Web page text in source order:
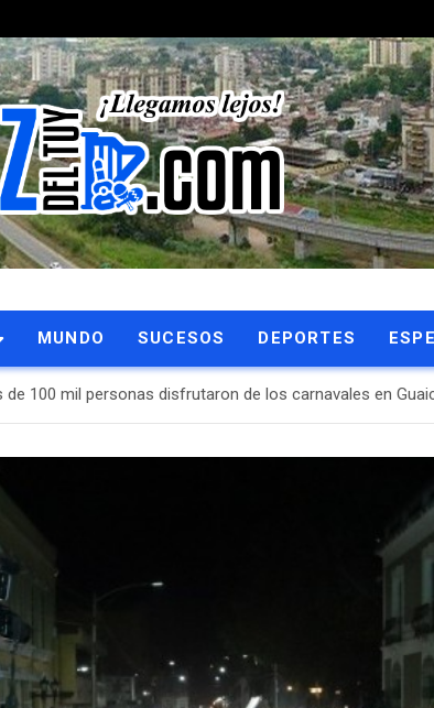
Tuy
MUNDO SUCESOS DEPORTES
de 100 mil personas disfrutaron de los carnavales en